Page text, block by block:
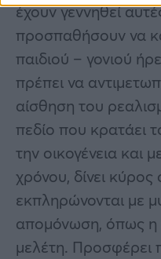
έχουν γεννηθεί
προσπαθήσουν να
παιδιού – γονιού
πρέπει να
αίσθηση του
πεδίο που κρατάει
την οικογένεια και
χρόνου, δίνει
εκπληρώνονται με
απομόνωση, όπως η
μελέτη. Προσφέρει